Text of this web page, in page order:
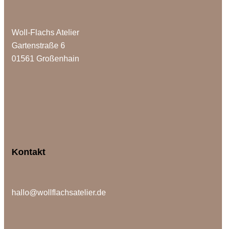
Woll-Flachs Atelier
Gartenstraße 6
01561 Großenhain
Kontakt
hallo@wollflachsatelier.de